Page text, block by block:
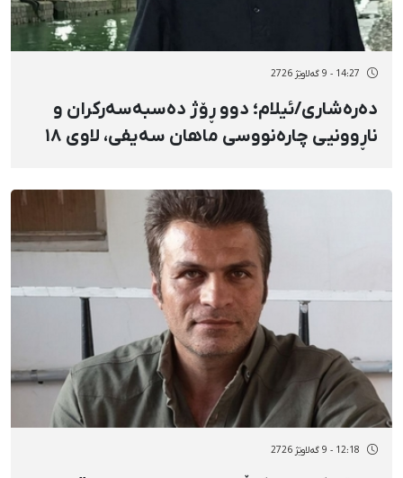
14:27 - 9 گەلاوێژ 2726
دەرەشاری/ئیلام؛ دوو ڕۆژ دەسبەسەرکران و
ناڕوونیی چارەنووسی ماهان سەیفی، لاوی ۱۸
12:18 - 9 گەلاوێژ 2726